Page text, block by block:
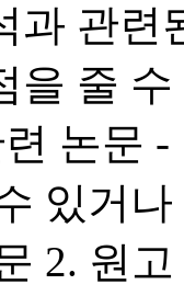
과 관련
을 줄
논문
있거
2. 원